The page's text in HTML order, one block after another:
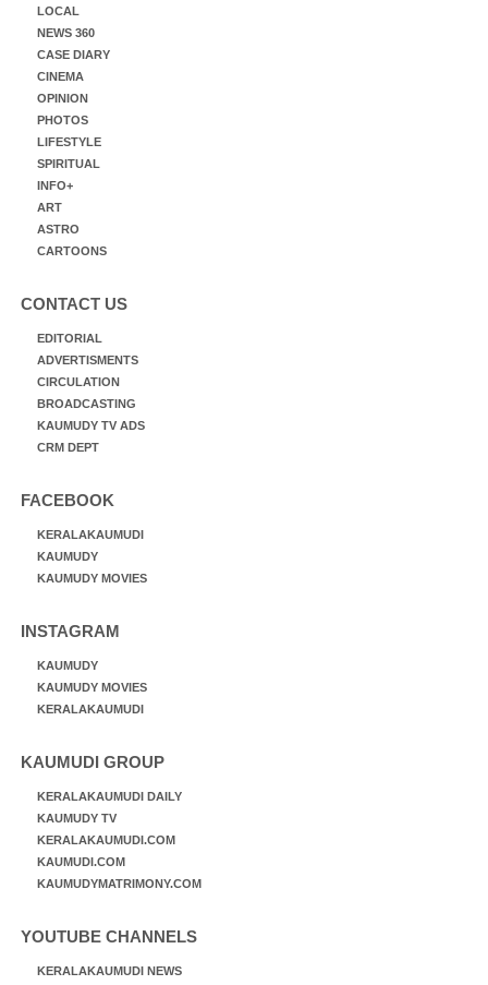
LOCAL
NEWS 360
CASE DIARY
CINEMA
OPINION
PHOTOS
LIFESTYLE
SPIRITUAL
INFO+
ART
ASTRO
CARTOONS
CONTACT US
EDITORIAL
ADVERTISMENTS
CIRCULATION
BROADCASTING
KAUMUDY TV ADS
CRM DEPT
FACEBOOK
KERALAKAUMUDI
KAUMUDY
KAUMUDY MOVIES
INSTAGRAM
KAUMUDY
KAUMUDY MOVIES
KERALAKAUMUDI
KAUMUDI GROUP
KERALAKAUMUDI DAILY
KAUMUDY TV
KERALAKAUMUDI.COM
KAUMUDI.COM
KAUMUDYMATRIMONY.COM
YOUTUBE CHANNELS
KERALAKAUMUDI NEWS